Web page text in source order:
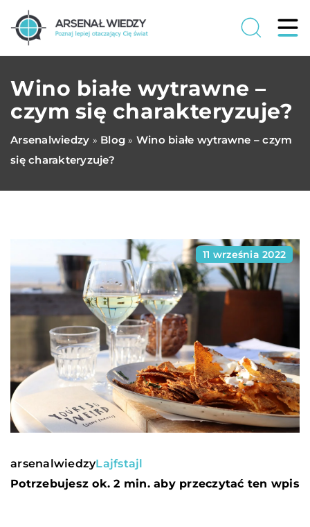
Wino białe wytrawne –
czym się charakteryzuje?
Arsenalwiedzy » Blog » Wino białe wytrawne – czym
się charakteryzuje?
11 września 2022
arsenalwiedzyLajfstajl
Potrzebujesz ok. 2 min. aby przeczytać ten wpis